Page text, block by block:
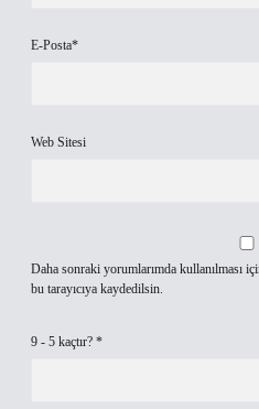
E-Posta*
Web Sitesi
Daha sonraki yorumlarımda kullanılması
bu tarayıcıya kaydedilsin.
9 - 5 kaçtır? *